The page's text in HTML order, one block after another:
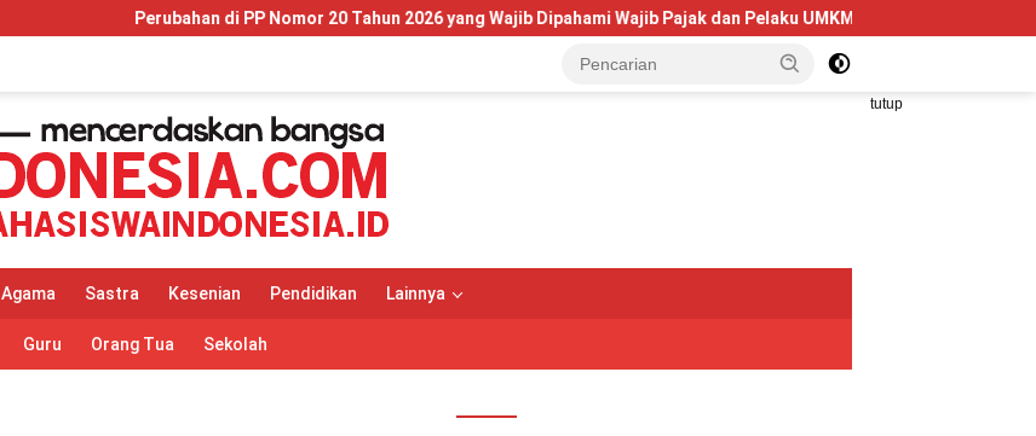
Perubahan di PP Nomor 20 Tahun 2026 yang Wajib Dipahami Wajib Pajak dan Pelaku UMKM Telkom University
tutup
Agama Sastra Kesenian Pendidikan Lainnya
Guru Orang Tua Sekolah